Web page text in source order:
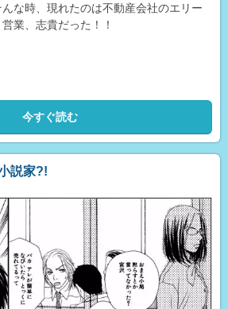
んな時、現れたのは不動産会社のエリー
営業、志貴だった！！
今すぐ読む
説家?!